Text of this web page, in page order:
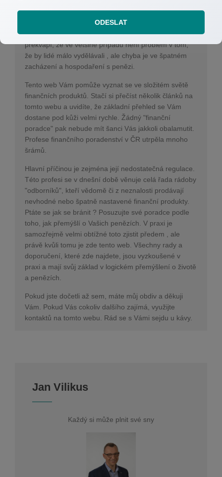
Ve světě bankovnictví se pohybuji od roku 1994.
Průzkumy ukazují, že až 80% lidí se v průběhu života
setká s určitými finančními problémy. Asi Vás teď
překvapí, že ve většině případů není problém v tom,
že by lidé málo vydělávali , ale chyba je ve špatném
zacházení a hospodaření s penězi.
Tento web Vám pomůže vyznat se ve složitém světě
finančních produktů. Stačí si přečíst několik článků na
tomto webu a uvidíte, že základní přehled se Vám
dostane pod kůži velmi rychle. Žádný "finanční
poradce" pak nebude mít šanci Vás jakkoli obalamutit.
Profese finančního poradenství v ČR utrpěla mnoho
šrámů.
Hlavní příčinou je zejména její nedostatečná regulace.
Této profesi se v dnešní době věnuje celá řada rádoby
"odborníků", kteří vědomě či z neznalosti prodávají
nevhodné nebo špatně nastavené finanční produkty.
Ptáte se jak se bránit ? Posuzujte své poradce podle
toho, jak přemýšlí o Vašich penězích. V praxi je
samozřejmě velmi obtížné toto zjistit předem , ale
právě kvůli tomu je zde tento web. Všechny rady a
doporučení, které zde najdete, jsou vyzkoušené v
praxi a mají svůj základ v logickém přemýšlení o životě
a penězích.
Pokud jste dočetli až sem, máte můj obdiv a děkuji
Vám. Pokud Vás cokoliv dalšího zajímá, využijte
kontaktů na tomto webu. Rád se s Vámi sejdu u kávy.
Jan Vilikus
Každý si může plnit své sny
ODESLAT